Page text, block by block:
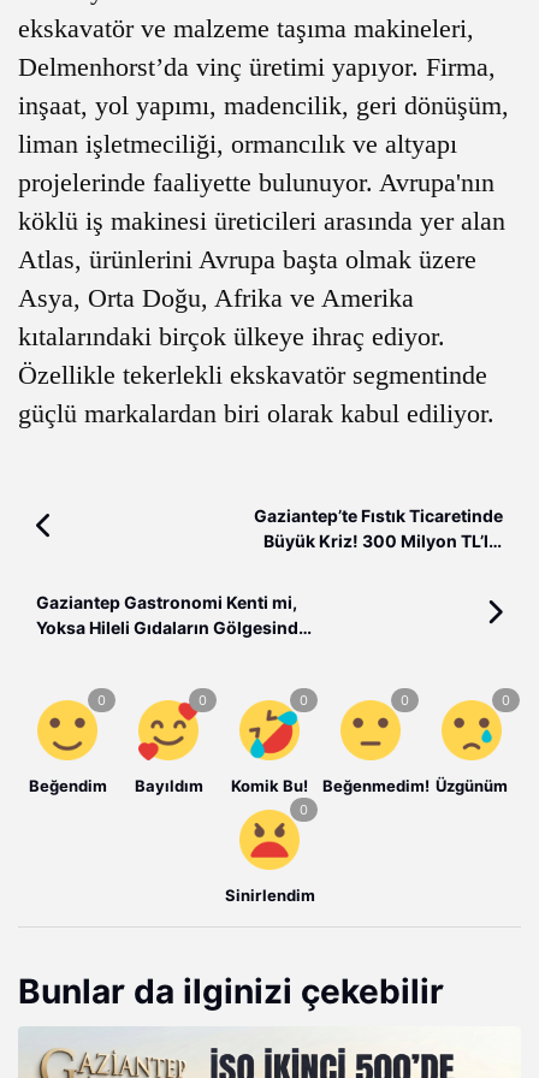
ekskavatör ve malzeme taşıma makineleri,
Delmenhorst’da vinç üretimi yapıyor. Firma,
inşaat, yol yapımı, madencilik, geri dönüşüm,
liman işletmeciliği, ormancılık ve altyapı
projelerinde faaliyette bulunuyor. Avrupa'nın
köklü iş makinesi üreticileri arasında yer alan
Atlas, ürünlerini Avrupa başta olmak üzere
Asya, Orta Doğu, Afrika ve Amerika
kıtalarındaki birçok ülkeye ihraç ediyor.
Özellikle tekerlekli ekskavatör segmentinde
güçlü markalardan biri olarak kabul ediliyor.
Gaziantep’te Fıstık Ticaretinde
Büyük Kriz! 300 Milyon TL’lik
Gaziantep Gastronomi Kenti mi,
Yoksa Hileli Gıdaların Gölgesinde
Beğendim Bayıldım Komik Bu! Beğenmedim! Üzgünüm
Sinirlendim
Bunlar da ilginizi çekebilir